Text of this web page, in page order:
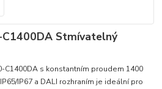
Stmívatelný
C1400DA s konstantním proudem 1400
IP67 a DALI rozhraním je ideální pro